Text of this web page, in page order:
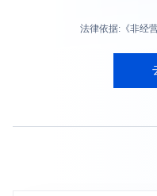
法律依据:《非经